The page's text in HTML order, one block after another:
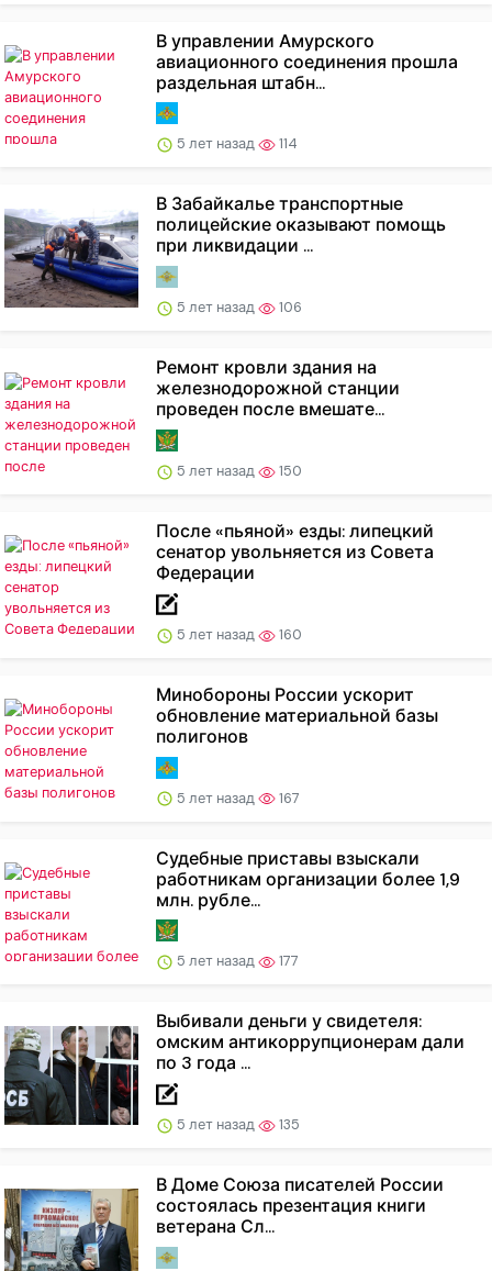
В управлении Амурского
авиационного соединения прошла
раздельная штабн...
5 лет назад 114
В Забайкалье транспортные
полицейские оказывают помощь
при ликвидации ...
5 лет назад 106
Ремонт кровли здания на
железнодорожной станции
проведен после вмешате...
5 лет назад 150
После «пьяной» езды: липецкий
сенатор увольняется из Совета
Федерации
5 лет назад 160
Минобороны России ускорит
обновление материальной базы
полигонов
5 лет назад 167
Судебные приставы взыскали
работникам организации более 1,9
млн. рубле...
5 лет назад 177
Выбивали деньги у свидетеля:
омским антикоррупционерам дали
по 3 года ...
5 лет назад 135
В Доме Союза писателей России
состоялась презентация книги
ветерана Сл...